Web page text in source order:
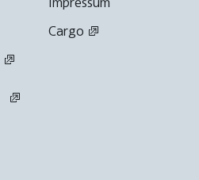
Cargo